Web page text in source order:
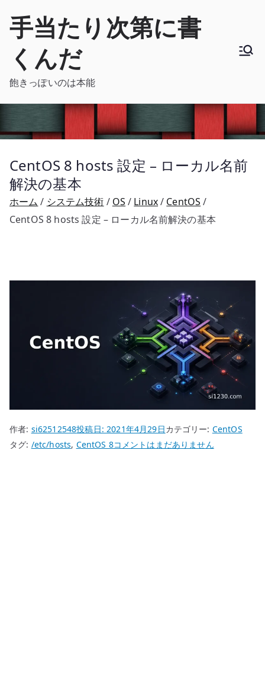
手当たり次第に書
くんだ
飽きっぽいのは本能
CentOS 8 hosts 設定 – ローカル名前
解決の基本
ホーム システム技術 OS Linux
CentOS
CentOS 8 hosts 設定 – ローカル名前解決の基本
作者: si62512548投稿日:2021年4月29日カテゴリー: CentOS
タグ: /etc/hosts, CentOS 8CentOS
コメントはまだありません